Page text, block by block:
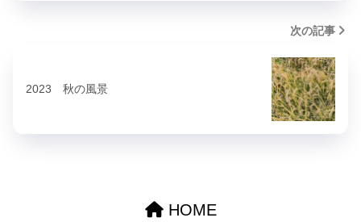
次の記事
2023 秋の風景
HOME